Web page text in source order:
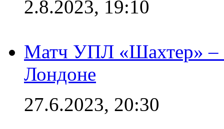
2.8.2023, 19:10
Матч УПЛ «Шахтер» –
Лондоне
27.6.2023, 20:30